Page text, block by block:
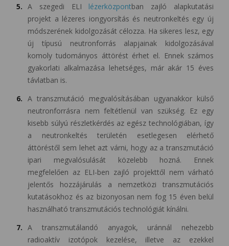
A szegedi ELI lézerközpontban zajló alapkutatási
projekt a lézeres iongyorsítás és neutronkeltés egy új
módszerének kidolgozását célozza. Ha sikeres lesz, egy
új típusú neutronforrás alapjainak kidolgozásával
komoly tudományos áttörést érhet el. Ennek számos
gyakorlati alkalmazása lehetséges, már akár 15 éves
távlatban is.
A transzmutáció megvalósításában ugyanakkor külső
neutronforrásra nem feltétlenül van szükség. Ez egy
kisebb súlyú részletkérdés az egész technológiában, így
a neutronkeltés területén esetlegesen elérhető
áttöréstől sem lehet azt várni, hogy az a transzmutáció
ipari megvalósulását közelebb hozná. Ennek
megfelelően az ELI-ben zajló projekttől nem várható
jelentős hozzájárulás a nemzetközi transzmutációs
kutatásokhoz és az bizonyosan nem fog 15 éven belül
használható transzmutációs technológiát kínálni.
A transzmutálandó anyagok, uránnál nehezebb
radioaktív izotópok kezelése, illetve az ezekkel